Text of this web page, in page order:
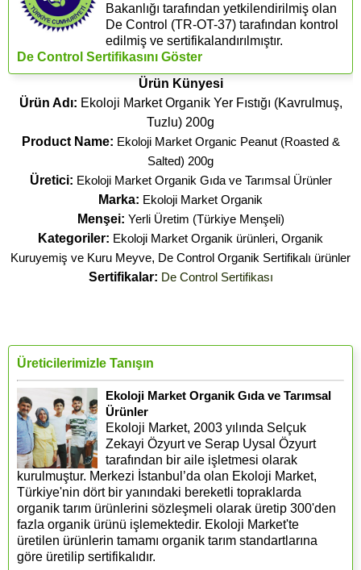
Bakanlığı tarafından yetkilendirilmiş olan
De Control (​TR-OT-37) tarafından kontrol
edilmiş ve sertifikalandırılmıştır.
De Control Sertifikasını Göster
Ürün Künyesi
Ürün Adı: Ekoloji Market Organik Yer Fıstığı (Kavrulmuş,
Tuzlu) 200g
Product Name: Ekoloji Market Organic Peanut (Roasted &
Salted) 200g
Üretici: Ekoloji Market Organik Gıda ve Tarımsal Ürünler
Marka: Ekoloji Market Organik
Menşei: Yerli Üretim (Türkiye Menşeli)
Kategoriler: Ekoloji Market Organik ürünleri, Organik
Kuruyemiş ve Kuru Meyve, De Control Organik Sertifikalı ürünler
Sertifikalar: De Control Sertifikası
Üreticilerimizle Tanışın
Ekoloji Market Organik Gıda ve Tarımsal
Ürünler
Ekoloji Market, 2003 yılında Selçuk
Zekayi Özyurt ve Serap Uysal Özyurt
tarafından bir aile işletmesi olarak
kurulmuştur. Merkezi İstanbul’da olan Ekoloji Market,
Türkiye'nin dört bir yanındaki bereketli topraklarda
organik tarım ürünlerini sözleşmeli olarak üretip 300'den
fazla organik ürünü işlemektedir. Ekoloji Market'te
üretilen ürünlerin tamamı organik tarım standartlarına
göre üretilip sertifikalıdır.